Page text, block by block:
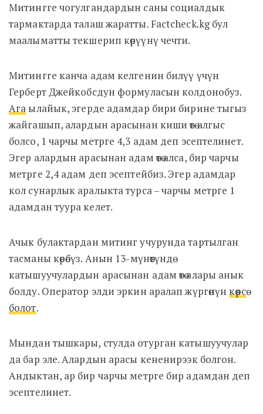
Митингге чогулгандардын саны социалдык
тармактарда талаш жаратты. Factcheck.kg бул
маалыматты текшерип көрүүнү чечти.
Митингге канча адам келгенин билүү үчүн
Герберт Джейкобсдун формуласын колдонобуз.
Ага ылайык, эгерде адамдар бири бирине тыгыз
жайгашып, алардын арасынан киши өтө алгыс
болсо, 1 чарчы метрге 4,3 адам деп эсептелинет.
Эгер алардын арасынан адам өтө алса, бир чарчы
метрге 2,4 адам деп эсептейбиз. Эгер адамдар
кол сунарлык аралыкта турса – чарчы метрге 1
адамдан туура келет.
Ачык булактардан митинг учурунда тартылган
тасманы көрөбүз. Анын 13-мүнөтүндө
катышуучулардын арасынан адам өтө алары анык
болду. Оператор элди эркин аралап жүргөнүн көрсө
болот.
Мындан тышкары, стулда отурган катышуучулар
да бар эле. Алардын арасы кененирээк болгон.
Андыктан, ар бир чарчы метрге бир адамдан деп
эсептелинет.